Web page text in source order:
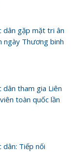
dân gặp mặt tri ân
ngày Thương binh
dân tham gia Liên
toàn quốc lần
dân: Tiếp nối